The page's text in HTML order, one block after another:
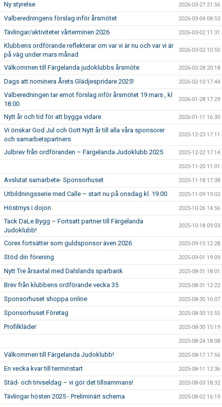
Ny styrelse 2026-03-27 21:56
Valberedningens förslag inför årsmötet 2026-03-04 08:53
Tävlingar/aktiviteter vårterminen 2026 2026-03-02 11:31
Klubbens ordförande reflekterar om var vi är nu och var vi är
på väg under mars månad
2026-03-02 10:50
Välkommen till Färgelanda judoklubbs årsmöte 2026-02-28 20:18
Dags att nominera Årets Glädjespridare 2025! 2026-02-10 17:44
Valberedningen tar emot förslag inför årsmötet 19 mars , kl
18.00
2026-01-28 17:29
Nytt år och tid för att bygga vidare 2026-01-11 16:30
Vi önskar God Jul och Gott Nytt år till alla våra sponsorer
och samarbetspartners
2025-12-23 17:11
Julbrev från ordföranden – Färgelanda Judoklubb 2025 2025-12-22 17:14
2025-11-20 11:01
Avslutat samarbete- Sponsorhuset 2025-11-18 17:38
Utbildningsserie med Calle – start nu på onsdag kl. 19.00 2025-11-09 19:02
Höstmys i dojon 2025-10-26 14:56
Tack DaLe Bygg – Fortsatt partner till Färgelanda
Judoklubb!
2025-10-18 09:03
Corex fortsätter som guldsponsor även 2026 2025-09-15 12:28
Stöd din förening 2025-09-01 19:09
Nytt Tre årsavtal med Dalslands sparbank 2025-08-31 18:01
Brev från klubbens ordförande vecka 35 2025-08-31 12:22
Sponsorhuset shoppa online 2025-08-30 16:07
Sponsorhuset Företag 2025-08-30 15:55
Profilkläder 2025-08-30 15:19
2025-08-24 18:08
Välkommen till Färgelanda Judoklubb! 2025-08-17 17:56
En vecka kvar till terminstart 2025-08-11 12:36
Städ- och trivseldag – vi gör det tillsammans! 2025-08-03 18:32
Tävlingar hösten 2025 - Preliminärt schema 2025-08-02 16:19